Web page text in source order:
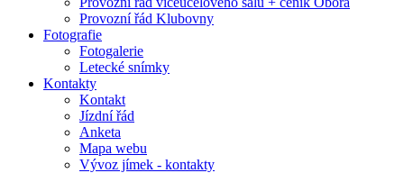
Provozní řád Klubovny
Fotografie
Fotogalerie
Letecké snímky
Kontakty
Kontakt
Jízdní řád
Anketa
Mapa webu
Vývoz jímek - kontakty